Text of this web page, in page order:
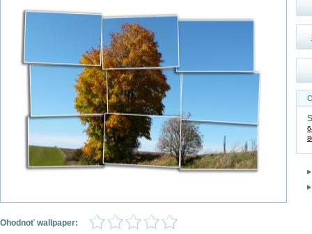
Ohodnoť wallpaper: